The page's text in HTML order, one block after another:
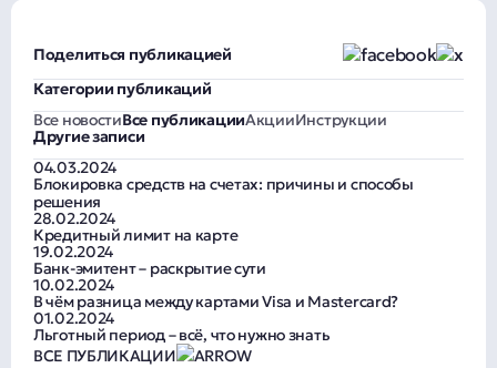
Поделиться публикацией
Категории публикаций
Все новостиВсе публикацииАкцииИнструкции
Другие записи
04.03.2024
Блокировка средств на счетах: причины и способы
решения
28.02.2024
Кредитный лимит на карте
19.02.2024
Банк-эмитент – раскрытие сути
10.02.2024
В чём разница между картами Visa и Mastercard?
01.02.2024
Льготный период – всё, что нужно знать
ВСЕ ПУБЛИКАЦИИ